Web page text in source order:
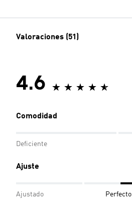
Valoraciones (51)
4.6
Comodidad
Deficiente
Ajuste
Ajustado Perfecto